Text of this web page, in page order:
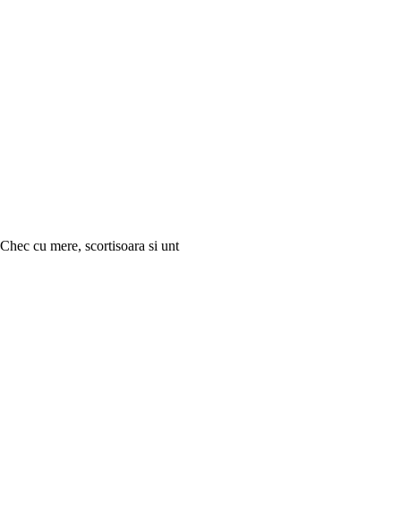
Chec cu mere, scortisoara si unt